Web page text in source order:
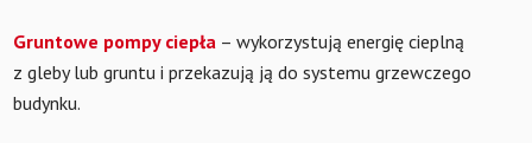
Gruntowe pompy ciepła – wykorzystują energię cieplną
z gleby lub gruntu i przekazują ją do systemu grzewczego
budynku.